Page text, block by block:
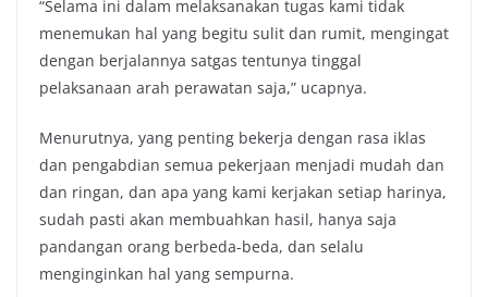
“Selama ini dalam melaksanakan tugas kami tidak
menemukan hal yang begitu sulit dan rumit, mengingat
dengan berjalannya satgas tentunya tinggal
pelaksanaan arah perawatan saja,” ucapnya.
Menurutnya, yang penting bekerja dengan rasa iklas
dan pengabdian semua pekerjaan menjadi mudah dan
dan ringan, dan apa yang kami kerjakan setiap harinya,
sudah pasti akan membuahkan hasil, hanya saja
pandangan orang berbeda-beda, dan selalu
menginginkan hal yang sempurna.